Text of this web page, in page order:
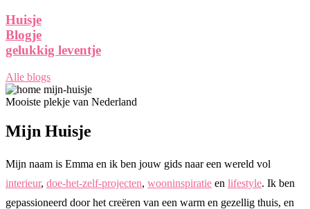
Huisje
Blogje
gelukkig leventje
Alle blogs
Mooiste plekje van Nederland
Mijn Huisje
Mijn naam is Emma en ik ben jouw gids naar een wereld vol
interieur, doe-het-zelf-projecten, wooninspiratie en lifestyle. Ik ben
gepassioneerd door het creëren van een warm en gezellig thuis, en